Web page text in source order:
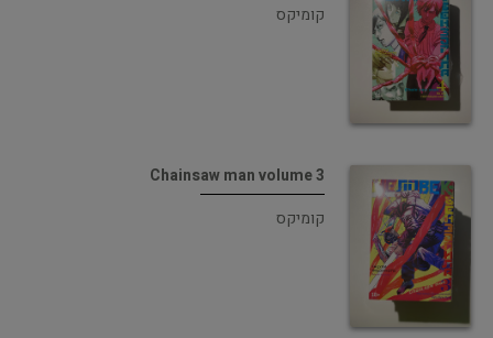
קומיקס
Chainsaw man volume 3
קומיקס